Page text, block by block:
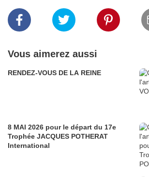
Vous aimerez aussi
RENDEZ-VOUS DE LA REINE
8 MAI 2026 pour le départ du 17e
Trophée JACQUES POTHERAT
International